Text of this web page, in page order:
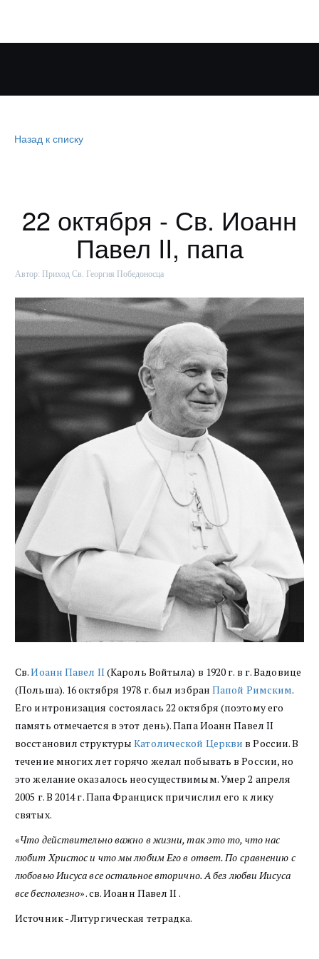
Назад к списку
22 октября - Св. Иоанн
Павел II, папа
Автор: Приход Св. Георгия Победоносца
Св.Иоанн Павел II (Кароль Войтыла) в 1920 г. в г. Вадовице
(Польша). 16 октября 1978 г. был избранПапой Римским.
Его интронизация состоялась 22 октября (поэтому его
память отмечается в этот день). Папа Иоанн Павел II
восстановил структурыКатолической Церкви в России. В
течение многих лет горячо желал побывать в России, но
это желание оказалось неосуществимым. Умер 2 апреля
2005 г. В 2014 г. Папа Франциск причислил его к лику
святых.
«Что действительно важно в жизни, так это то, что нас
любит Христос и что мы любим Его в ответ. По сравнению с
любовью Иисуса все остальное вторично. А без любви Иисуса
все бесполезно». св. Иоанн Павел II .
Источник - Литургическая тетрадка.